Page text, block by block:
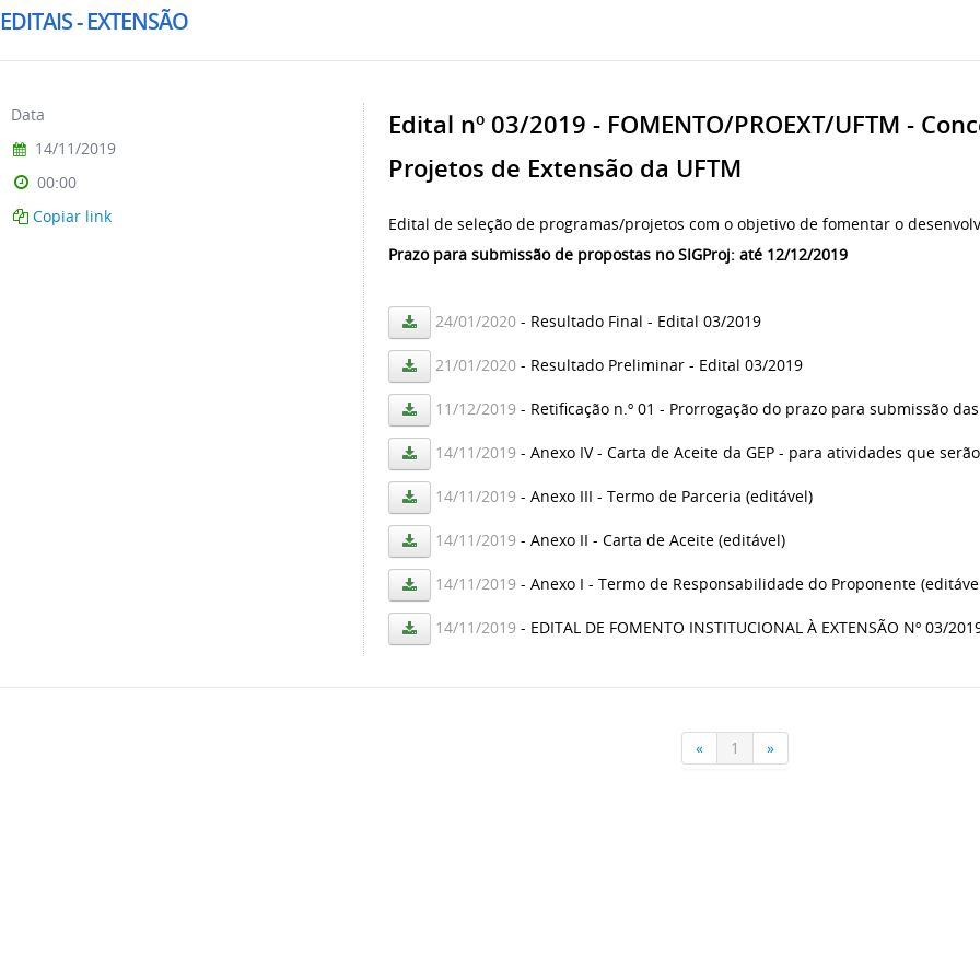
EDITAIS - EXTENSÃO
Edital nº 03/2019 - FOMENTO/PROEXT/UFTM -
Projetos de Extensão da UFTM
Edital de seleção de programas/projetos com o objetivo de fomentar o
Prazo para submissão de propostas no SIGProj: até 12/12/2019
24/01/2020- Resultado Final - Edital 03/2019
21/01/2020- Resultado Preliminar - Edital 03/2019
11/12/2019 - Retificação n.º 01 - Prorrogação do prazo para submissão
14/11/2019 - Anexo IV - Carta de Aceite da GEP - para atividades que
14/11/2019 - Anexo III - Termo de Parceria (editável)
14/11/2019 - Anexo II - Carta de Aceite (editável)
14/11/2019 - Anexo I - Termo de Responsabilidade do Proponente
14/11/2019 - EDITAL DE FOMENTO INSTITUCIONAL À EXTENSÃO Nº 03/
Data
14/11/2019
00:00
Copiar link
« 1 »